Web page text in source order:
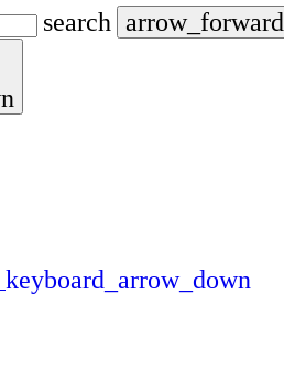
search arrow_forward
keyboard_arrow_down